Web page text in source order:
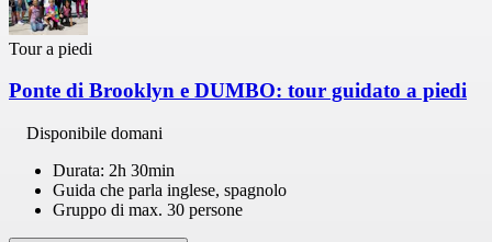
Tour a piedi
Ponte di Brooklyn e DUMBO: tour guidato a piedi
Disponibile domani
Durata: 2h 30min
Guida che parla inglese, spagnolo
Gruppo di max. 30 persone